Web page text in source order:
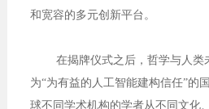
和宽容的多元创新平台。
在揭牌仪式之后，哲学与人类
为“为有益的人工智能建构信任”的
球不同学术机构的学者从不同文化